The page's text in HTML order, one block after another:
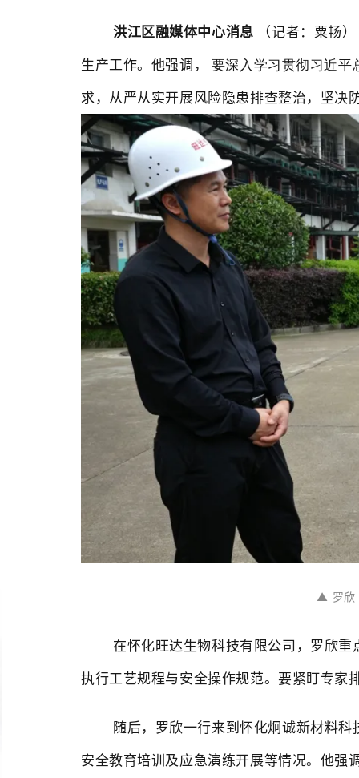
洪江区融媒体中心消息
（记者：粟畅）
生产工作。他强调， 要深入学习贯彻习近
求，从严从实开展风险隐患排查整治，坚决
▲ 罗欣
在怀化旺达生物科技有限公司，罗欣
执行工艺规程与安全操作规范。要紧盯专家
随后，罗欣一行来到怀化炯诚新材料
安全教育培训及应急演练开展等情况。他强